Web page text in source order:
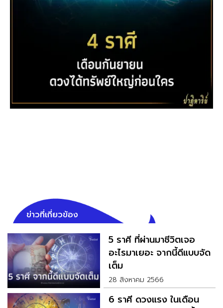
ข่าวที่เกี่ยวข้อง
5 ราศี ที่ผ่านมาชีวิตเจอ
อะไรมาเยอะ จากนี้ดีแบบจัด
เต็ม
28 สิงหาคม 2566
6 ราศี ดวงแรง ในเดือน